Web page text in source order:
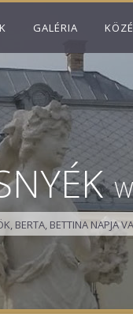
GALÉRIA
BERTA, BETTINA NAPJA